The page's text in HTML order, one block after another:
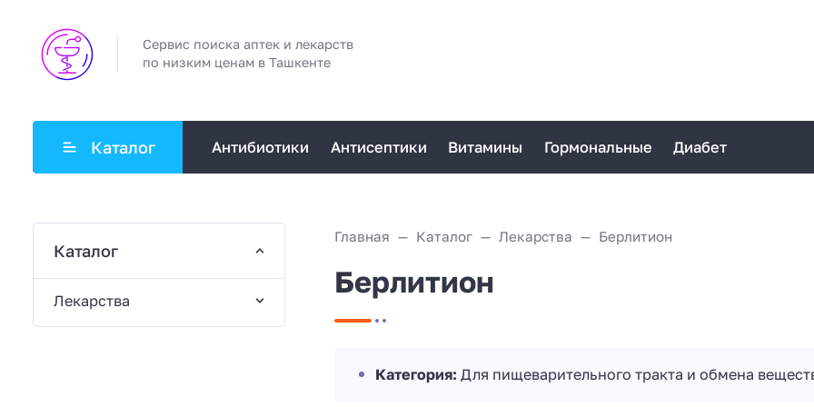
Сервис поиска аптек и лекарств
по низким ценам в Ташкенте
Каталог Антибиотики Антисептики Витамины Гормональные Диабет
Главная Каталог Лекарства Берлитион
Берлитион
Категория: Для пищеварительного тракта и обмена
Каталог
Лекарства